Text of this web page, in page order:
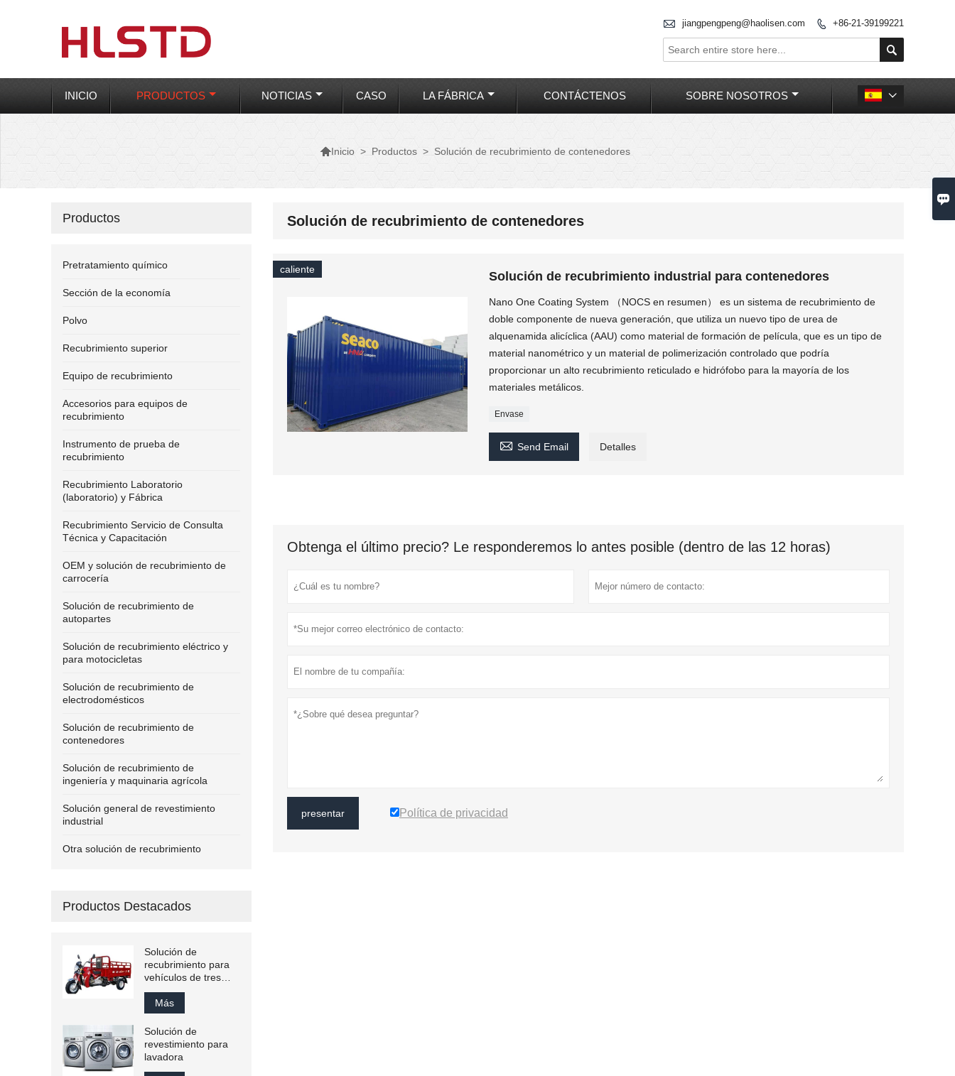

 jiangpengpeng@haolisen.com  +86-21-39199221

INICIO PRODUCTOS NOTICIAS CASO LA FÁBRICA CONTÁCTENOS SOBRE NOSOTROS 
Inicio > Productos > Solución de recubrimiento de contenedores
Solución de recubrimiento de contenedores
caliente Solución de recubrimiento industrial para contenedores
Nano One Coating System （NOCS en resumen） es un sistema de recubrimiento de
doble componente de nueva generación, que utiliza un nuevo tipo de urea de
alquenamida alicíclica (AAU) como material de formación de película, que es un tipo de
material nanométrico y un material de polimerización controlado que podría
proporcionar un alto recubrimiento reticulado e hidrófobo para la mayoría de los
materiales metálicos.
Envase
 Send Email Detalles
Obtenga el último precio? Le responderemos lo antes posible (dentro de las 12 horas)
presentar Política de privacidad
Productos
Pretratamiento químico
Sección de la economía
Polvo
Recubrimiento superior
Equipo de recubrimiento
Accesorios para equipos de
recubrimiento
Instrumento de prueba de
recubrimiento
Recubrimiento Laboratorio
(laboratorio) y Fábrica
Recubrimiento Servicio de Consulta
Técnica y Capacitación
OEM y solución de recubrimiento de
carrocería
Solución de recubrimiento de
autopartes
Solución de recubrimiento eléctrico y
para motocicletas
Solución de recubrimiento de
electrodomésticos
Solución de recubrimiento de
contenedores
Solución de recubrimiento de
ingeniería y maquinaria agrícola
Solución general de revestimiento
industrial
Otra solución de recubrimiento
Productos Destacados
Solución de
recubrimiento para
vehículos de tres
ruedas
Más
Solución de
revestimiento para
lavadora